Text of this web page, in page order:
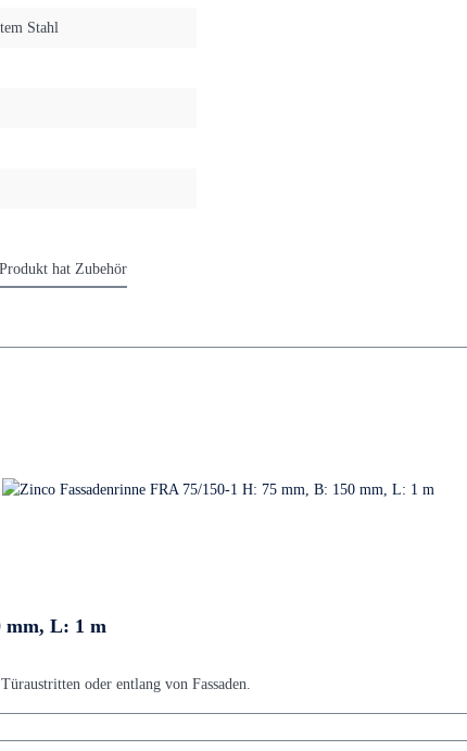
Stahl
hat Zubehör
mm, L: 1 m
oder entlang von Fassaden.